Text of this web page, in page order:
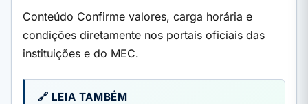
Conteúdo Confirme valores, carga horária e
condições diretamente nos portais oficiais das
instituições e do MEC.
🔗 LEIA TAMBÉM